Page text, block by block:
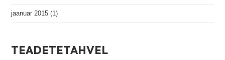
jaanuar 2015 (1)
TEADETETAHVEL